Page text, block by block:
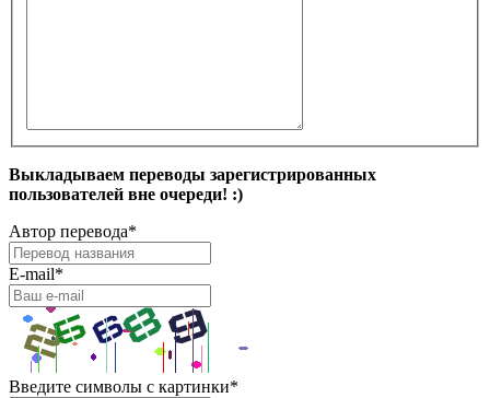
Выкладываем переводы зарегистрированных
пользователей вне очереди! :)
Автор перевода*
E-mail*
Введите символы с картинки*